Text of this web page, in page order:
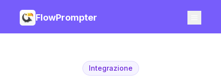
FlowPrompter
Integrazione